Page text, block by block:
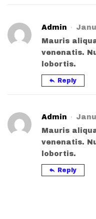
Admin
Mauris
venenatis.
lobortis.
Reply
Admin
Mauris
venenatis.
lobortis.
Reply